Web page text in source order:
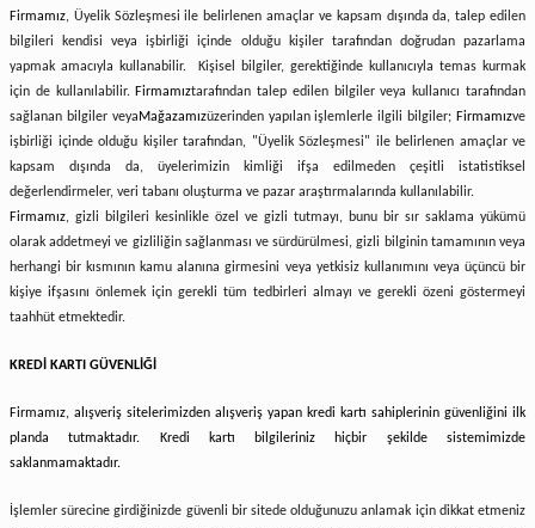
Firmamız, Üyelik Sözleşmesi ile belirlenen amaçlar ve kapsam dışında da, talep edilen
bilgileri kendisi veya işbirliği içinde olduğu kişiler tarafından doğrudan pazarlama
yapmak amacıyla kullanabilir. Kişisel bilgiler, gerektiğinde kullanıcıyla temas kurmak
için de kullanılabilir. Firmamıztarafından talep edilen bilgiler veya kullanıcı tarafından
sağlanan bilgiler veya Mağazamızüzerinden yapılan işlemlerle ilgili bilgiler; Firmamızve
işbirliği içinde olduğu kişiler tarafından, "Üyelik Sözleşmesi" ile belirlenen amaçlar ve
kapsam dışında da, üyelerimizin kimliği ifşa edilmeden çeşitli istatistiksel
değerlendirmeler, veri tabanı oluşturma ve pazar araştırmalarında kullanılabilir.
Firmamız, gizli bilgileri kesinlikle özel ve gizli tutmayı, bunu bir sır saklama yükümü
olarak addetmeyi ve gizliliğin sağlanması ve sürdürülmesi, gizli bilginin tamamının veya
herhangi bir kısmının kamu alanına girmesini veya yetkisiz kullanımını veya üçüncü bir
kişiye ifşasını önlemek için gerekli tüm tedbirleri almayı ve gerekli özeni göstermeyi
taahhüt etmektedir.
KREDİ KARTI GÜVENLİĞİ
Firmamız, alışveriş sitelerimizden alışveriş yapan kredi kartı sahiplerinin güvenliğini ilk
planda tutmaktadır. Kredi kartı bilgileriniz hiçbir şekilde sistemimizde
saklanmamaktadır.
İşlemler sürecine girdiğinizde güvenli bir sitede olduğunuzu anlamak için dikkat etmeniz